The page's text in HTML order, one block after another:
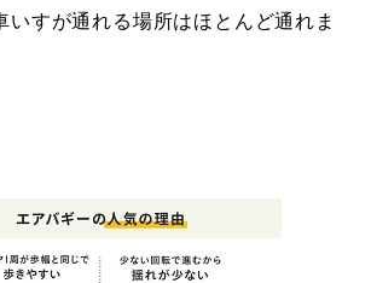
いすが通れる場所はほとんど通れま